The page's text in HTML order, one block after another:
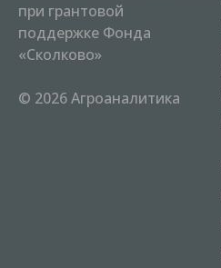
при грантовой
поддержке Фонда
«Сколково»
© 2026 Агроаналитика